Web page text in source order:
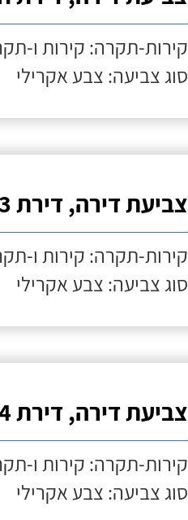
קירות-תקרה: קירות ו-
סוג צביעה: צבע אקרילי
צביעת דירה, דירת 3 חדרים
קירות-תקרה: קירות ו-
סוג צביעה: צבע אקרילי
צביעת דירה, דירת 4 חדרים
קירות-תקרה: קירות ו-
סוג צביעה: צבע אקרילי